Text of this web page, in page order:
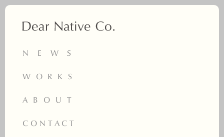
NEWS
WORKS
ABOUT
CONTACT